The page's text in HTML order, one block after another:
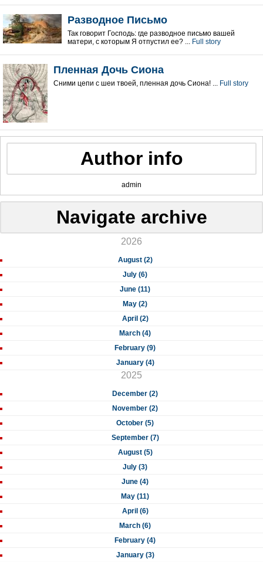
Pазводное Письмо
Так говорит Господь: где разводное письмо вашей
матери, с которым Я отпустил ее? ... Full story
Пленная Дочь Сиона
Cними цепи с шеи твоей, пленная дочь Сиона! ... Full story
Author info
admin
Navigate archive
2026
August (2)
July (6)
June (11)
May (2)
April (2)
March (4)
February (9)
January (4)
2025
December (2)
November (2)
October (5)
September (7)
August (5)
July (3)
June (4)
May (11)
April (6)
March (6)
February (4)
January (3)